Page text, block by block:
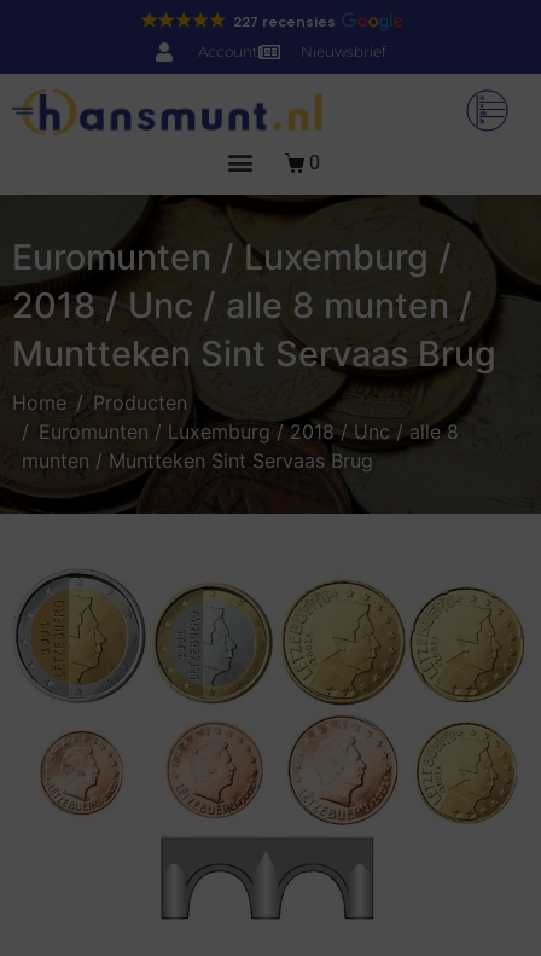
227 recensies
Account Nieuwsbrief
0
Euromunten / Luxemburg /
2018 / Unc / alle 8 munten /
Muntteken Sint Servaas Brug
Home
Producten
Euromunten / Luxemburg / 2018 / Unc / alle 8
munten / Muntteken Sint Servaas Brug